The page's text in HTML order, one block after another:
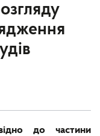
до частини